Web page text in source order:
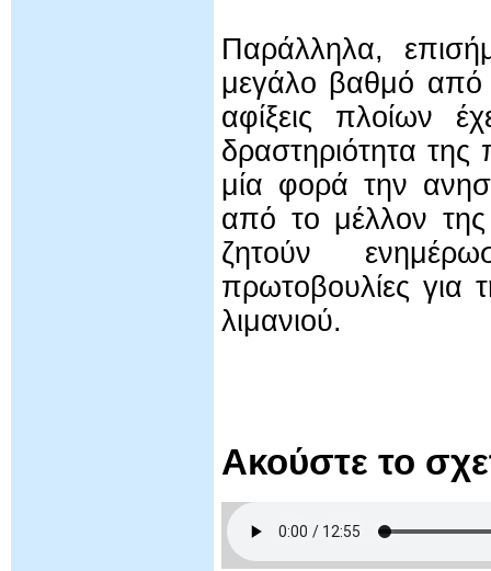
Παράλληλα,
μεγάλο βαθμό από
αφίξεις πλοίων
δραστηριότητα της
μία φορά την
από το μέλλον της
ζητούν
πρωτοβουλίες για
λιμανιού.
Ακούστε το